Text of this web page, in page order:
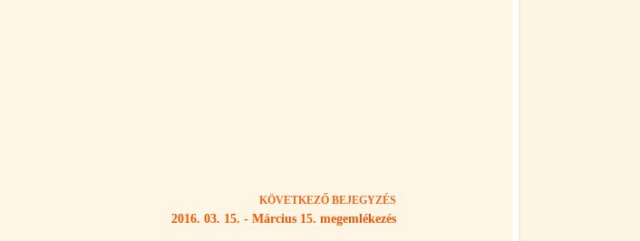
KÖVETKEZŐ BEJEGYZÉS
2016. 03. 15. - Március 15. megemlékezés